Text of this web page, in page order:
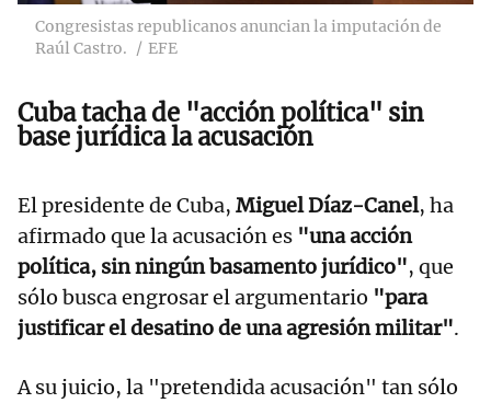
Congresistas republicanos anuncian la imputación de
Raúl Castro.
EFE
Cuba tacha de "acción política" sin
base jurídica la acusación
El presidente de Cuba, Miguel Díaz-Canel, ha
afirmado que la acusación es "una acción
política, sin ningún basamento jurídico", que
sólo busca engrosar el argumentario "para
justificar el desatino de una agresión militar".
A su juicio, la "pretendida acusación" tan sólo